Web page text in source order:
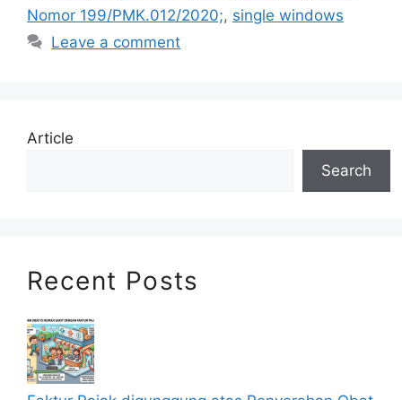
Nomor 199/PMK.012/2020;, single windows
Leave a comment
Article
Search
Recent Posts